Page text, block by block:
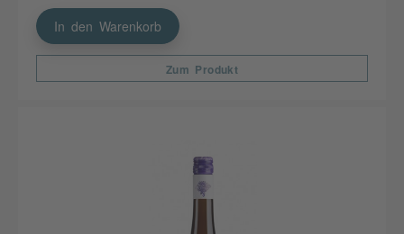
In den Warenkorb
Zum Produkt